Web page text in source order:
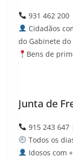
931 462 200
Cidadãos
do Gabinete do
Bens de
Junta de
915 243 647
Todos os
Idosos com